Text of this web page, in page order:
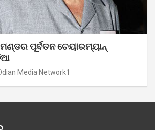
ପୂର୍ବତନ ଚେୟାରମ୍ୟାନ୍
Media Network1